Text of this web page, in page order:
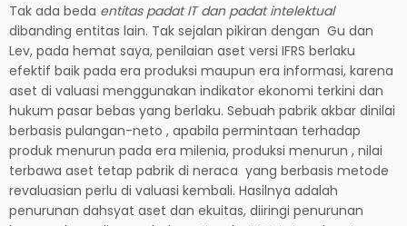
Tak ada beda entitas padat IT dan padat intelektual
dibanding entitas lain. Tak sejalan pikiran dengan Gu dan
Lev, pada hemat saya, penilaian aset versi IFRS berlaku
efektif baik pada era produksi maupun era informasi, karena
aset di valuasi menggunakan indikator ekonomi terkini dan
hukum pasar bebas yang berlaku. Sebuah pabrik akbar dinilai
berbasis pulangan-neto , apabila permintaan terhadap
produk menurun pada era milenia, produksi menurun , nilai
terbawa aset tetap pabrik di neraca yang berbasis metode
revaluasian perlu di valuasi kembali. Hasilnya adalah
penurunan dahsyat aset dan ekuitas, diiringi penurunan